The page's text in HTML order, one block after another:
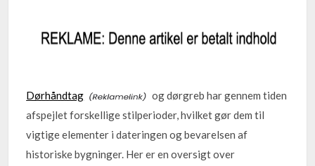
Dørhåndtag
og dørgreb har gennem tiden
afspejlet forskellige stilperioder, hvilket gør dem til
vigtige elementer i dateringen og bevarelsen af
historiske bygninger. Her er en oversigt over